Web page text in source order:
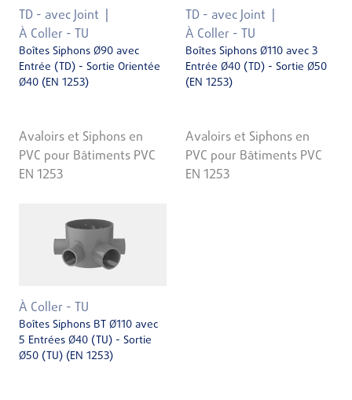
TD - avec Joint
À Coller - TU
Boîtes Siphons Ø90 avec
Entrée (TD) - Sortie Orientée
Ø40 (EN 1253)
Avaloirs et Siphons en
PVC pour Bâtiments PVC
EN 1253
TD - avec Joint
À Coller - TU
Boîtes Siphons Ø110 avec 3
Entrée Ø40 (TD) - Sortie Ø50
(EN 1253)
Avaloirs et Siphons en
PVC pour Bâtiments PVC
EN 1253
À Coller - TU
Boîtes Siphons BT Ø110 avec
5 Entrées Ø40 (TU) - Sortie
Ø50 (TU) (EN 1253)